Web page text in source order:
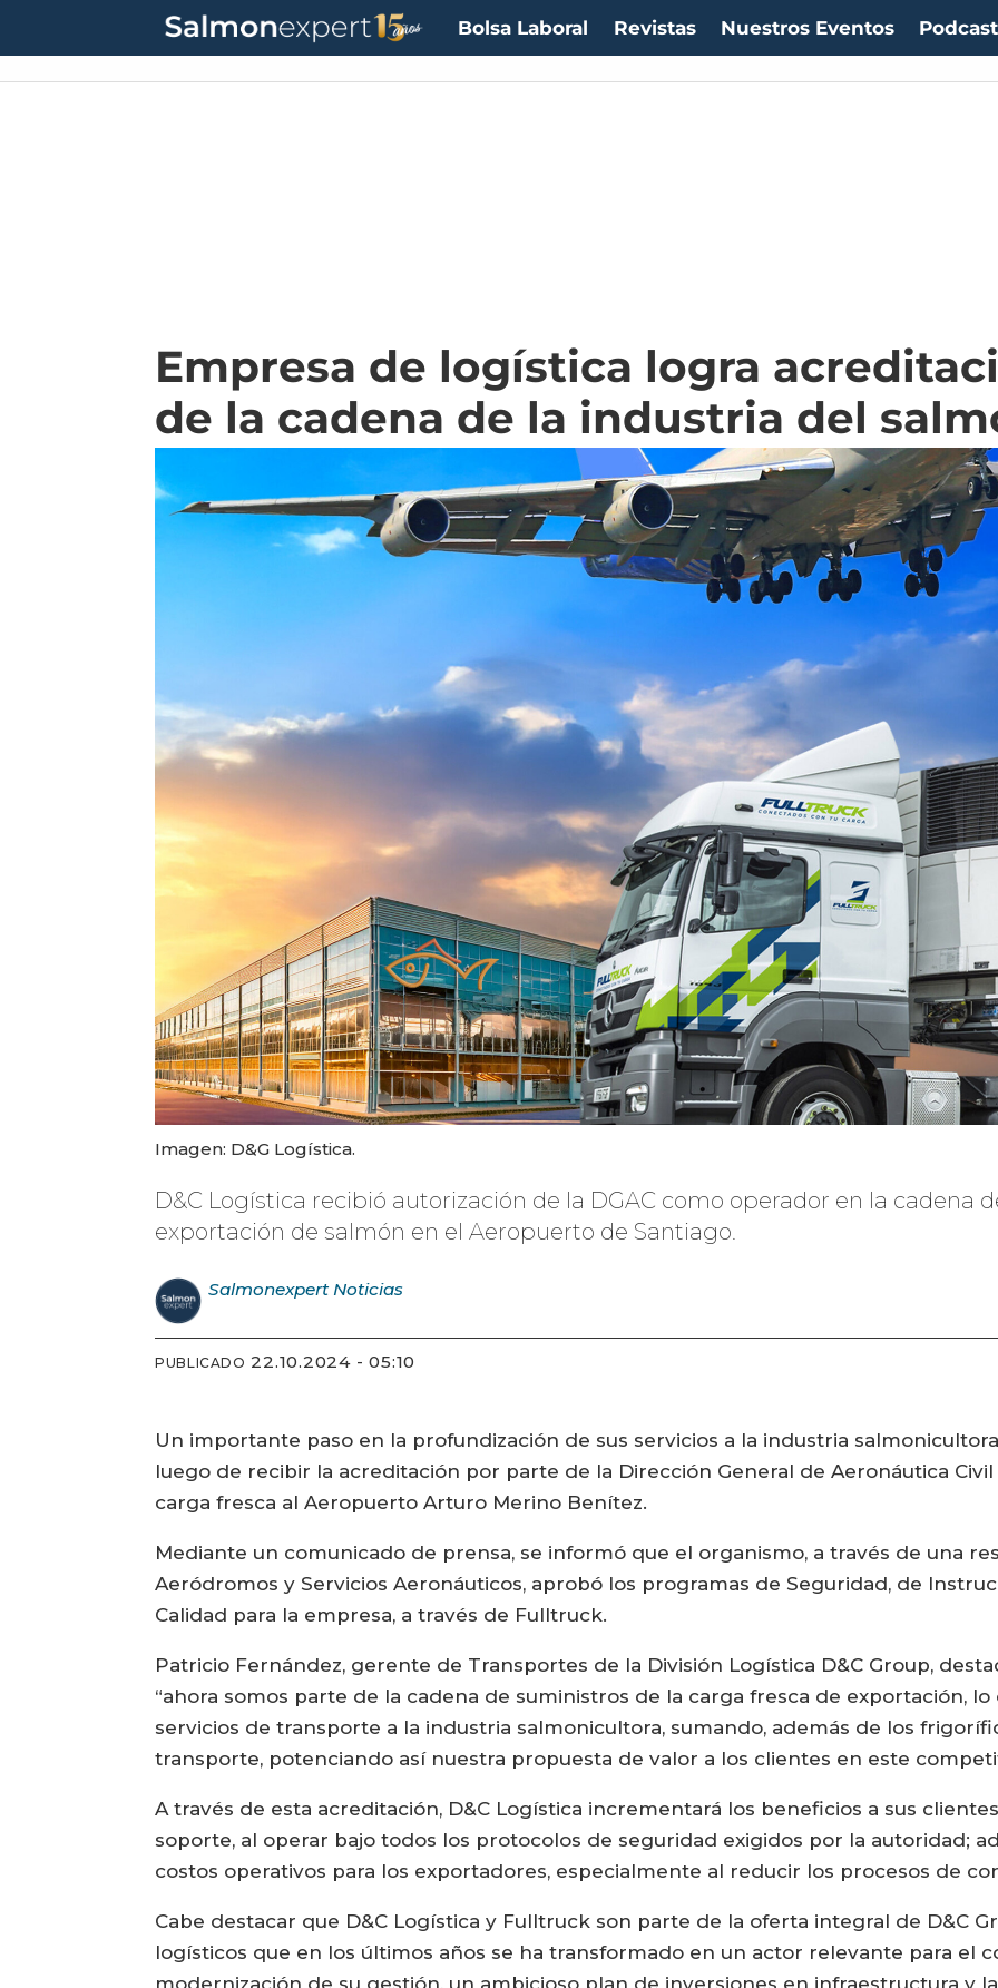
Bolsa Laboral Revistas Nuestros Eventos Podcast
Empresa de logística logra
de la cadena de la industria del
Imagen: D&G Logística.
D&C Logística recibió autorización de la DGAC como operador en la cadena
exportación de salmón en el Aeropuerto de Santiago.
Salmonexpert Noticias
PUBLICADO 22.10.2024 - 05:10
Un importante paso en la profundización de sus servicios a la industria
luego de recibir la acreditación por parte de la Dirección General de Aeronáutica
carga fresca al Aeropuerto Arturo Merino Benítez.
Mediante un comunicado de prensa, se informó que el organismo, a través de una
Aeródromos y Servicios Aeronáuticos, aprobó los programas de Seguridad, de
Calidad para la empresa, a través de Fulltruck.
Patricio Fernández, gerente de Transportes de la División Logística D&C Group,
“ahora somos parte de la cadena de suministros de la carga fresca de exportación,
servicios de transporte a la industria salmonicultora, sumando, además de los
transporte, potenciando así nuestra propuesta de valor a los clientes en este
A través de esta acreditación, D&C Logística incrementará los beneficios a sus
soporte, al operar bajo todos los protocolos de seguridad exigidos por la autoridad;
costos operativos para los exportadores, especialmente al reducir los procesos de
Cabe destacar que D&C Logística y Fulltruck son parte de la oferta integral de D&C
logísticos que en los últimos años se ha transformado en un actor relevante para el